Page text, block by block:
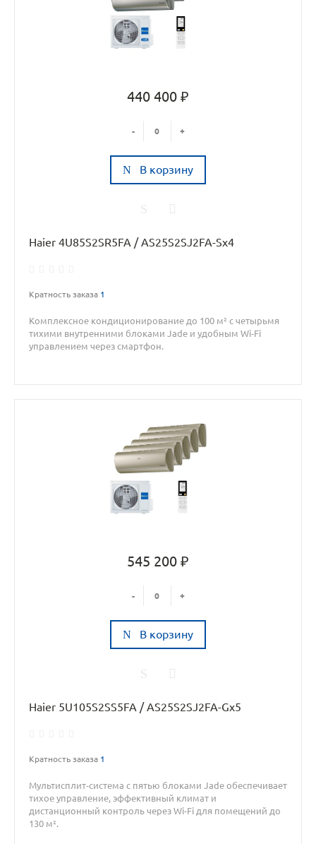
440 400 ₽
- +
В корзину
Haier 4U85S2SR5FA / AS25S2SJ2FA-Sx4
Кратность заказа 1
Комплексное кондиционирование до 100 м² с четырьмя
тихими внутренними блоками Jade и удобным Wi-Fi
управлением через смартфон.
545 200 ₽
- +
В корзину
Haier 5U105S2SS5FA / AS25S2SJ2FA-Gx5
Кратность заказа 1
Мультисплит-система с пятью блоками Jade обеспечивает
тихое управление, эффективный климат и
дистанционный контроль через Wi-Fi для помещений до
130 м².